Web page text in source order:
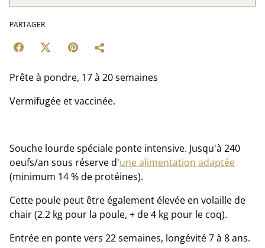
PARTAGER
Prête à pondre, 17 à 20 semaines
Vermifugée et vaccinée.
Souche lourde spéciale ponte intensive. Jusqu'à 240
oeufs/an sous réserve d'une alimentation adaptée
(minimum 14 % de protéines).
Cette poule peut être également élevée en volaille de
chair (2.2 kg pour la poule, + de 4 kg pour le coq).
Entrée en ponte vers 22 semaines, longévité 7 à 8 ans.